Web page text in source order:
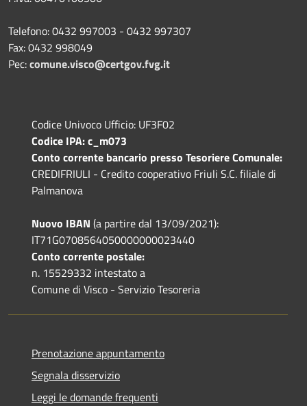
Telefono: 0432 997003 - 0432 997307
Fax: 0432 998049
Pec:comune.visco@certgov.fvg.it
Codice Univoco Ufficio: UF3F02
Codice IPA: c_m073
Conto corrente bancario presso Tesoriere Comunale:
CREDIFRIULI - Credito cooperativo Friuli S.C. filiale di
Palmanova
Nuovo IBAN (a partire dal 13/09/2021):
IT71G0708564050000000023440
Conto corrente postale:
n. 15529332 intestato a
Comune di Visco - Servizio Tesoreria
Prenotazione appuntamento
Segnala disservizio
Leggi le domande frequenti